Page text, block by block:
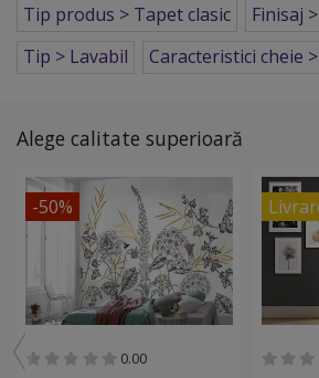
Tip produs > Tapet clasic
Finisaj
Tip > Lavabil
Caracteristici cheie
Alege calitate superioară
-50%
0.00